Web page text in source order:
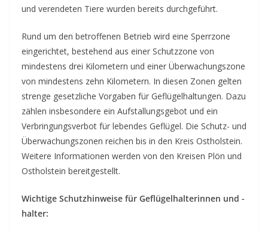
und verendeten Tiere wurden bereits durchgeführt.
Rund um den betroffenen Betrieb wird eine Sperrzone
eingerichtet, bestehend aus einer Schutzzone von
mindestens drei Kilometern und einer Überwachungszone
von mindestens zehn Kilometern. In diesen Zonen gelten
strenge gesetzliche Vorgaben für Geflügelhaltungen. Dazu
zählen insbesondere ein Aufstallungsgebot und ein
Verbringungsverbot für lebendes Geflügel. Die Schutz- und
Überwachungszonen reichen bis in den Kreis Ostholstein.
Weitere Informationen werden von den Kreisen Plön und
Ostholstein bereitgestellt.
Wichtige Schutzhinweise für Geflügelhalterinnen und -
halter: